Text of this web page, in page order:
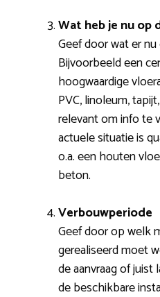
Wat heb je nu op
Geef door wat er
Bijvoorbeeld een
hoogwaardige
PVC, linoleum,
relevant om info te
actuele situatie is
o.a. een houten
beton.
Verbouwperiode
Geef door op welk
gerealiseerd moet
de aanvraag of juist
de beschikbare